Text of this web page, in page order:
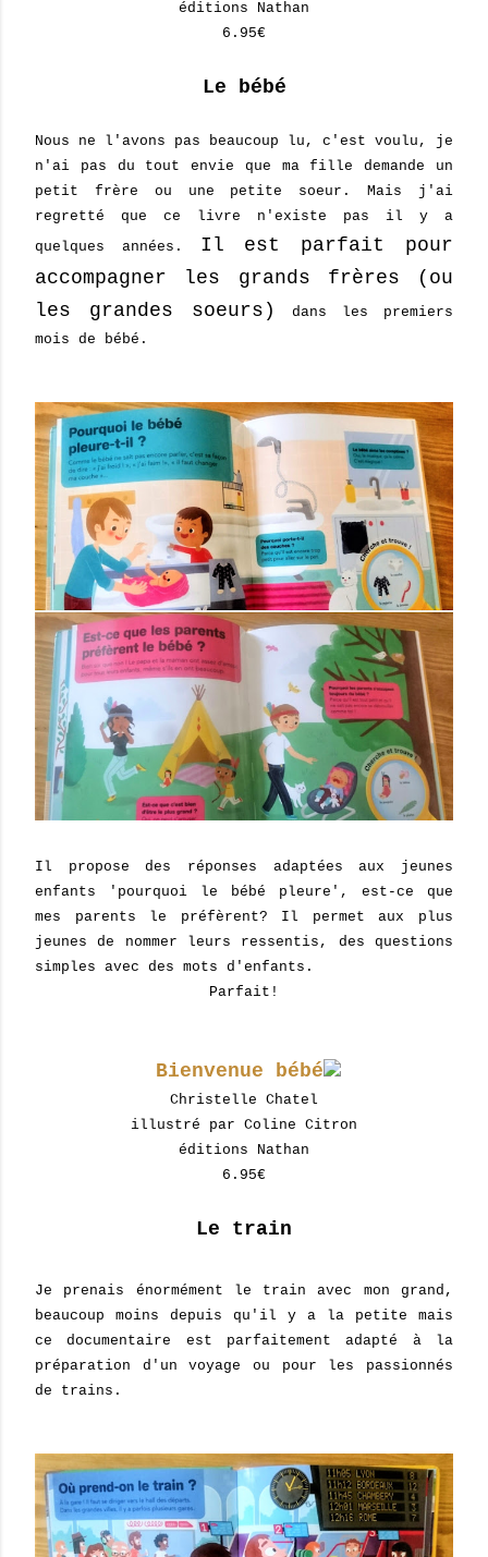
éditions Nathan
6.95€
Le bébé
Nous ne l'avons pas beaucoup lu, c'est voulu, je
n'ai pas du tout envie que ma fille demande un
petit frère ou une petite soeur. Mais j'ai
regretté que ce livre n'existe pas il y a
quelques années. Il est parfait pour
accompagner les grands frères (ou
les grandes soeurs)
dans les premiers
mois de bébé.
Il propose des réponses adaptées aux jeunes
enfants 'pourquoi le bébé pleure', est-ce que
mes parents le préfèrent? Il permet aux plus
jeunes de nommer leurs ressentis, des questions
simples avec des mots d'enfants.
Parfait!
Bienvenue bébé
Christelle Chatel
illustré par Coline Citron
éditions Nathan
6.95€
Le train
Je prenais énormément le train avec mon grand,
beaucoup moins depuis qu'il y a la petite mais
ce documentaire est parfaitement adapté à la
préparation d'un voyage ou pour les passionnés
de trains.